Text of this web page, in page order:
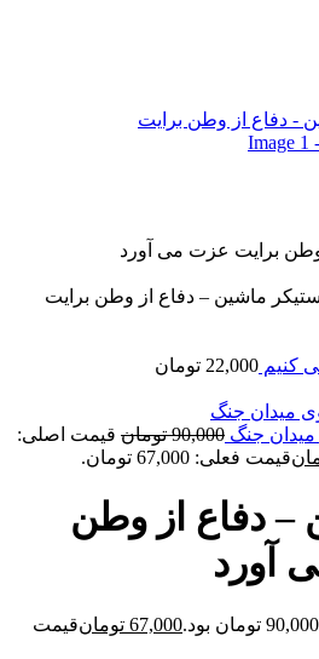
استیکر ماشین – دفاع از وطن برایت
کنیم 22,000 تومان
جنگ 90,000 تومان قیمت اصلی:
قیمت فعلی: 67,000 تومان.
– دفاع از وطن
آورد
67,000 تومانقیمت